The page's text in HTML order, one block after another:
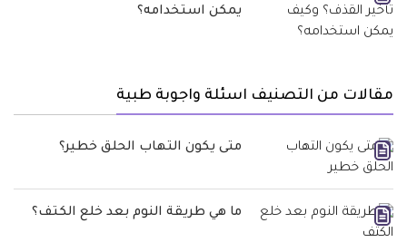
يمكن استخدامه؟
مقالات من التصنيف اسئلة واجوبة طبية
متى يكون التهاب الحلق خطير؟
ما هي طريقة النوم بعد خلع الكتف؟